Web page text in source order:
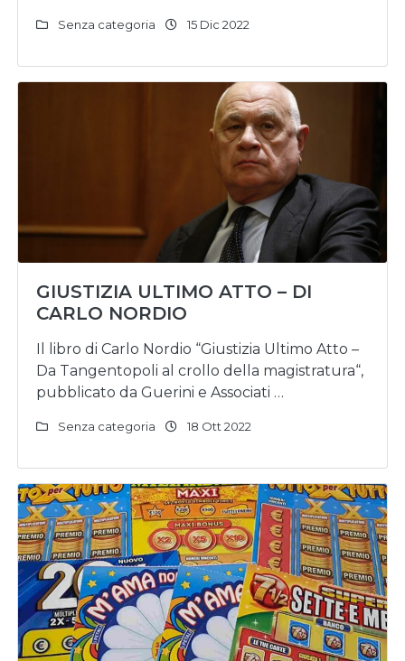
Senza categoria 15 Dic 2022
GIUSTIZIA ULTIMO ATTO – DI
CARLO NORDIO
Il libro di Carlo Nordio “Giustizia Ultimo Atto –
Da Tangentopoli al crollo della magistratura“,
pubblicato da Guerini e Associati …
Senza categoria 18 Ott 2022